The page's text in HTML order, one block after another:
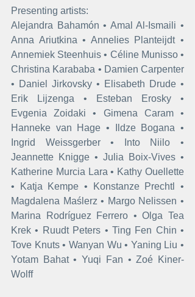
Presenting artists:
Alejandra Bahamón • Amal Al-Ismaili •
Anna Ariutkina • Annelies Planteijdt •
Annemiek Steenhuis • Céline Munisso •
Christina Karababa • Damien Carpenter
• Daniel Jirkovsky • Elisabeth Drude •
Erik Lijzenga • Esteban Erosky •
Evgenia Zoidaki • Gimena Caram •
Hanneke van Hage • Ildze Bogana •
Ingrid Weissgerber • Into Niilo •
Jeannette Knigge • Julia Boix-Vives •
Katherine Murcia Lara • Kathy Ouellette
• Katja Kempe • Konstanze Prechtl •
Magdalena Maślerz • Margo Nelissen •
Marina Rodríguez Ferrero • Olga Tea
Krek • Ruudt Peters • Ting Fen Chin •
Tove Knuts • Wanyan Wu • Yaning Liu •
Yotam Bahat • Yuqi Fan • Zoé Kiner-
Wolff